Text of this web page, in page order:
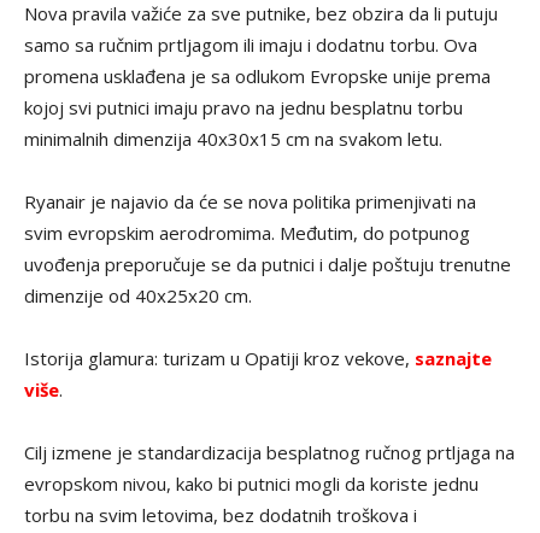
Nova pravila važiće za sve putnike, bez obzira da li putuju
samo sa ručnim prtljagom ili imaju i dodatnu torbu. Ova
promena usklađena je sa odlukom Evropske unije prema
kojoj svi putnici imaju pravo na jednu besplatnu torbu
minimalnih dimenzija 40x30x15 cm na svakom letu.
Ryanair je najavio da će se nova politika primenjivati na
svim evropskim aerodromima. Međutim, do potpunog
uvođenja preporučuje se da putnici i dalje poštuju trenutne
dimenzije od 40x25x20 cm.
Istorija glamura: turizam u Opatiji kroz vekove, saznajte
više.
Cilj izmene je standardizacija besplatnog ručnog prtljaga na
evropskom nivou, kako bi putnici mogli da koriste jednu
torbu na svim letovima, bez dodatnih troškova i